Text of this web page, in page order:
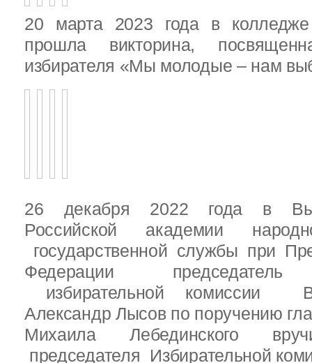
20 марта 2023 года в колледже
прошла викторина,
избирателя «Мы молодые – нам
26 декабря 2022 года в
Российской академии
государственной службы при
Федерации председатель
избирательной комиссии
Александр Лысов по поручению
Михаила Лебединского
председателя Избирательной